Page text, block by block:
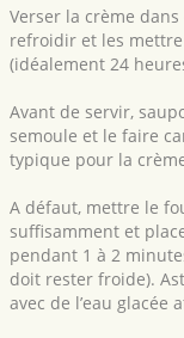
Verser la crème
refroidir et les
(idéalement 24
Avant de servir,
semoule et le faire
typique pour la
A défaut, mettre le
suffisamment et
pendant 1 à 2
doit rester froide).
avec de l’eau glacée